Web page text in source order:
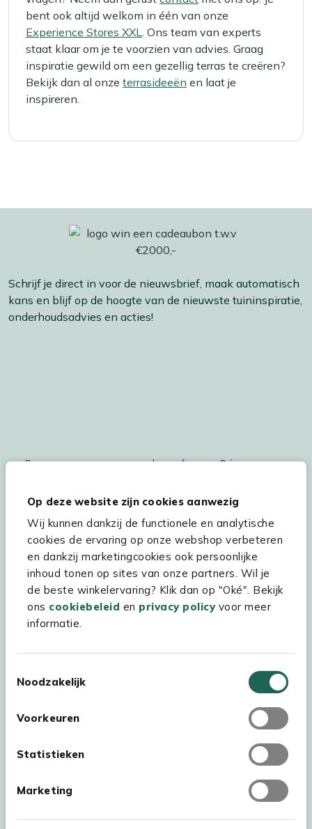
Op deze website zijn cookies aanwezig
Wij kunnen dankzij de functionele en analytische
cookies de ervaring op onze webshop verbeteren
en dankzij marketingcookies ook persoonlijke
inhoud tonen op sites van onze partners. Wil je
de beste winkelervaring? Klik dan op "Oké". Bekijk
ons cookiebeleid en privacy policyvoor meer
informatie.
Noodzakelijk
Voorkeuren
Statistieken
Marketing
bent ook altijd welkom in één van onze
Experience Stores XXL. Ons team van experts
staat klaar om je te voorzien van advies. Graag
inspiratie gewild om een gezellig terras te creëren?
Bekijk dan al onze terrasideeën en laat je
inspireren.
Schrijf je direct in voor de nieuwsbrief, maak automatisch
kans en blijf op de hoogte van de nieuwste tuininspiratie,
onderhoudsadvies en acties!
De persoonsgegegevens worden conform onsPrivacy
Hulp & service
Assortiment
Kees Smit Tuinmeubelen
Experience Stores XXL